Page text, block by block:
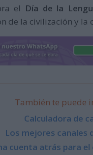
el Día de la
de la civilización y la
También te puede
Calculadora de
Los mejores canales
cuenta atrás para